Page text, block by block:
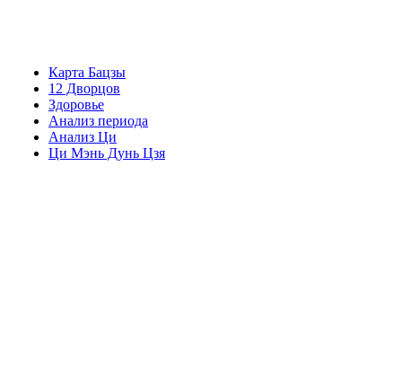
Карта Бацзы
12 Дворцов
Здоровье
Анализ периода
Анализ Ци
Ци Мэнь Дунь Цзя